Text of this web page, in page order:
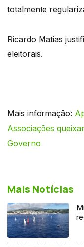
totalmente
Ricardo Matias
eleitorais.
Mais informação:
Associações
Governo
Mais Notícias